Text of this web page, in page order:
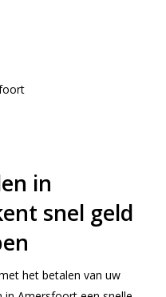
in
snel geld
het betalen van uw